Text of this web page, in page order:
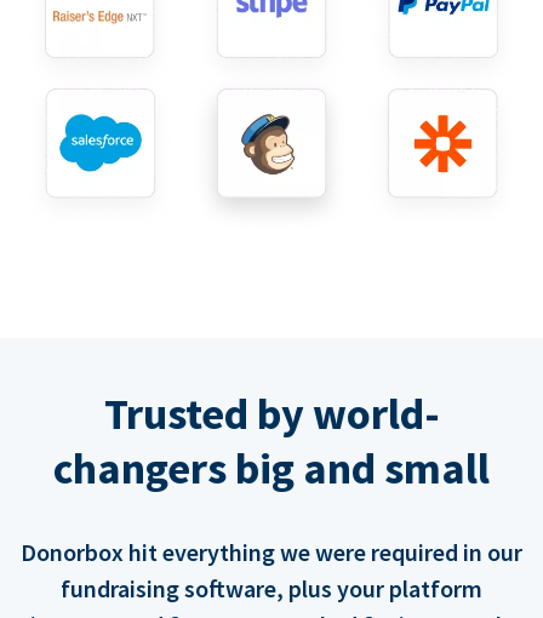
Trusted by world-
changers big and small
Donorbox hit everything we were required in our
fundraising software, plus your platform